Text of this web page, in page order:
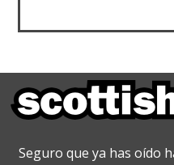
Seguro que ya has oído